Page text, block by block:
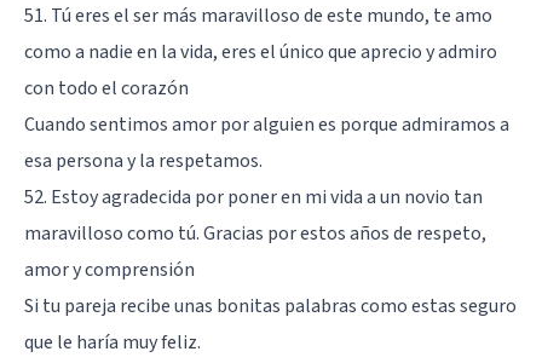
51. Tú eres el ser más maravilloso de este mundo, te amo
como a nadie en la vida, eres el único que aprecio y admiro
con todo el corazón
Cuando sentimos amor por alguien es porque admiramos a
esa persona y la respetamos.
52. Estoy agradecida por poner en mi vida a un novio tan
maravilloso como tú. Gracias por estos años de respeto,
amor y comprensión
Si tu pareja recibe unas bonitas palabras como estas seguro
que le haría muy feliz.